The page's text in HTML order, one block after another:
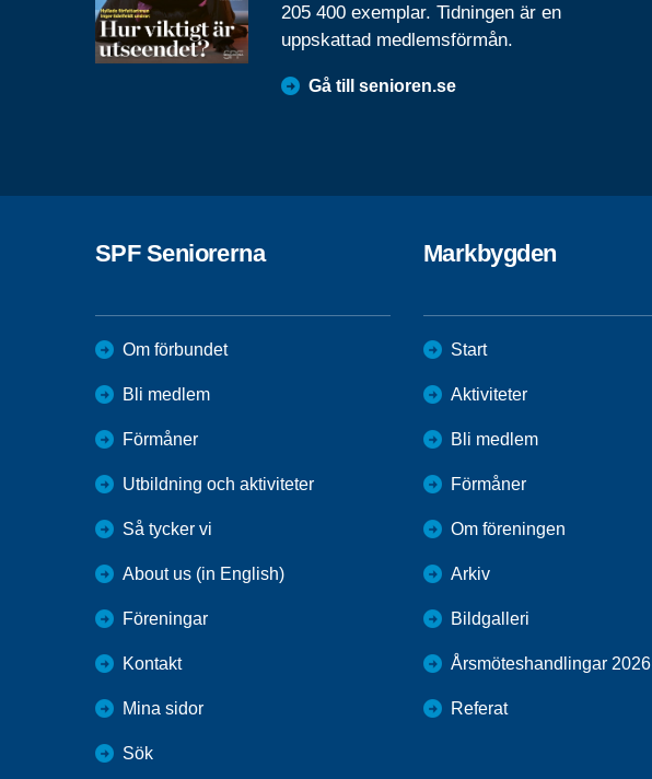
205 400 exemplar. Tidningen är en
uppskattad medlemsförmån.
Gå till senioren.se
SPF Seniorerna
Om förbundet
Bli medlem
Förmåner
Utbildning och aktiviteter
Så tycker vi
About us (in English)
Föreningar
Kontakt
Mina sidor
Sök
Markbygden
Start
Aktiviteter
Bli medlem
Förmåner
Om föreningen
Arkiv
Bildgalleri
Årsmöteshandlingar 2026
Referat